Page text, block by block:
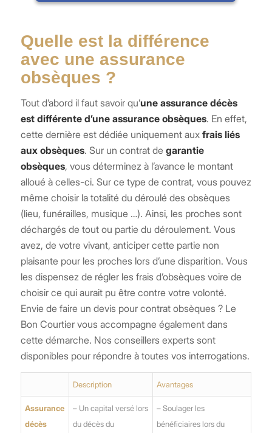
Quelle est la différence
avec une assurance
obsèques ?
Tout d’abord il faut savoir qu’une assurance décès
est différente d’une assurance obsèques. En effet,
cette dernière est dédiée uniquement aux frais liés
aux obsèques. Sur un contrat de garantie
obsèques, vous déterminez à l’avance le montant
alloué à celles-ci. Sur ce type de contrat, vous pouvez
même choisir la totalité du déroulé des obsèques
(lieu, funérailles, musique …). Ainsi, les proches sont
déchargés de tout ou partie du déroulement. Vous
avez, de votre vivant, anticiper cette partie non
plaisante pour les proches lors d’une disparition. Vous
les dispensez de régler les frais d’obsèques voire de
choisir ce qui aurait pu être contre votre volonté.
Envie de faire un devis pour contrat obsèques ? Le
Bon Courtier vous accompagne également dans
cette démarche. Nos conseillers experts sont
disponibles pour répondre à toutes vos interrogations.
Description Avantages
Assurance
décès
– Un capital versé lors
du décès du
– Soulager les
bénéficiaires lors du